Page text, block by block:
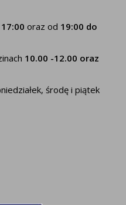
oraz od 19:00 do
10.00 -12.00 oraz
środę i piątek